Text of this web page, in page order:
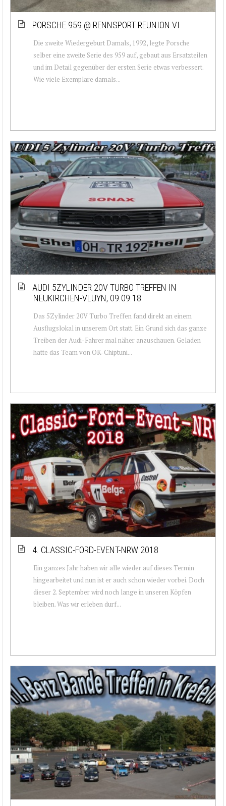
PORSCHE 959 @ RENNSPORT REUNION VI
Die zweite Wiedergeburt Damals, 1992, legte Porsche
selber eine zweite Serie des 959 auf, gebaut aus Ersatzteilen
und im Detail gegenüber der ersten Serie etwas verbessert.
Wie viele Exemplare damals...
AUDI 5ZYLINDER 20V TURBO TREFFEN IN
NEUKIRCHEN-VLUYN, 09.09.18
Das 5Zylinder 20V Turbo Treffen fand direkt an einem
Ausflugslokal in unserem Ort statt. Ein Grund sich das ganze
Treiben der Audi-Fahrer mal näher anzuschauen. Geladen
hatte das Team von OK-Chiptuni...
4. CLASSIC-FORD-EVENT-NRW 2018
Ein ganzes Jahr haben wir alle wieder auf dieses Termin
hingearbeitet und nun ist er auch schon wieder vorbei. Doch
dieser 2. September wird noch lange in unseren Köpfen
bleiben. Was wir erleben durf...